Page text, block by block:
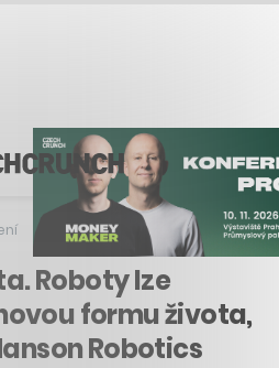
Roboty lze
formu života,
Robotics